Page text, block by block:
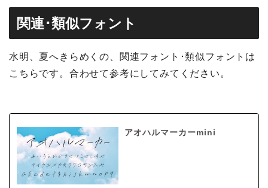
関連･類似フォント
水明、夏へきらめくの、関連フォント･類似フォントは
こちらです。合わせて参考にしてみてください。
アオハルマーカーmini